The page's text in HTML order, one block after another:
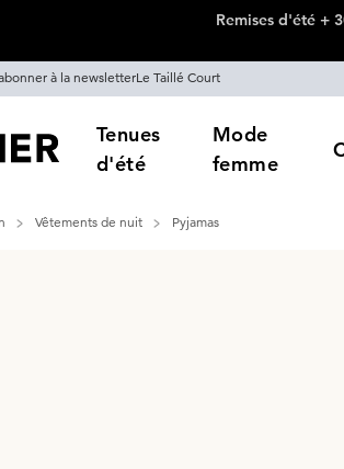
Remises d'été +
à la newsletterLe Taillé Court
Tenues
d'été
Mode
femme
Vêtements de nuit
Pyjamas